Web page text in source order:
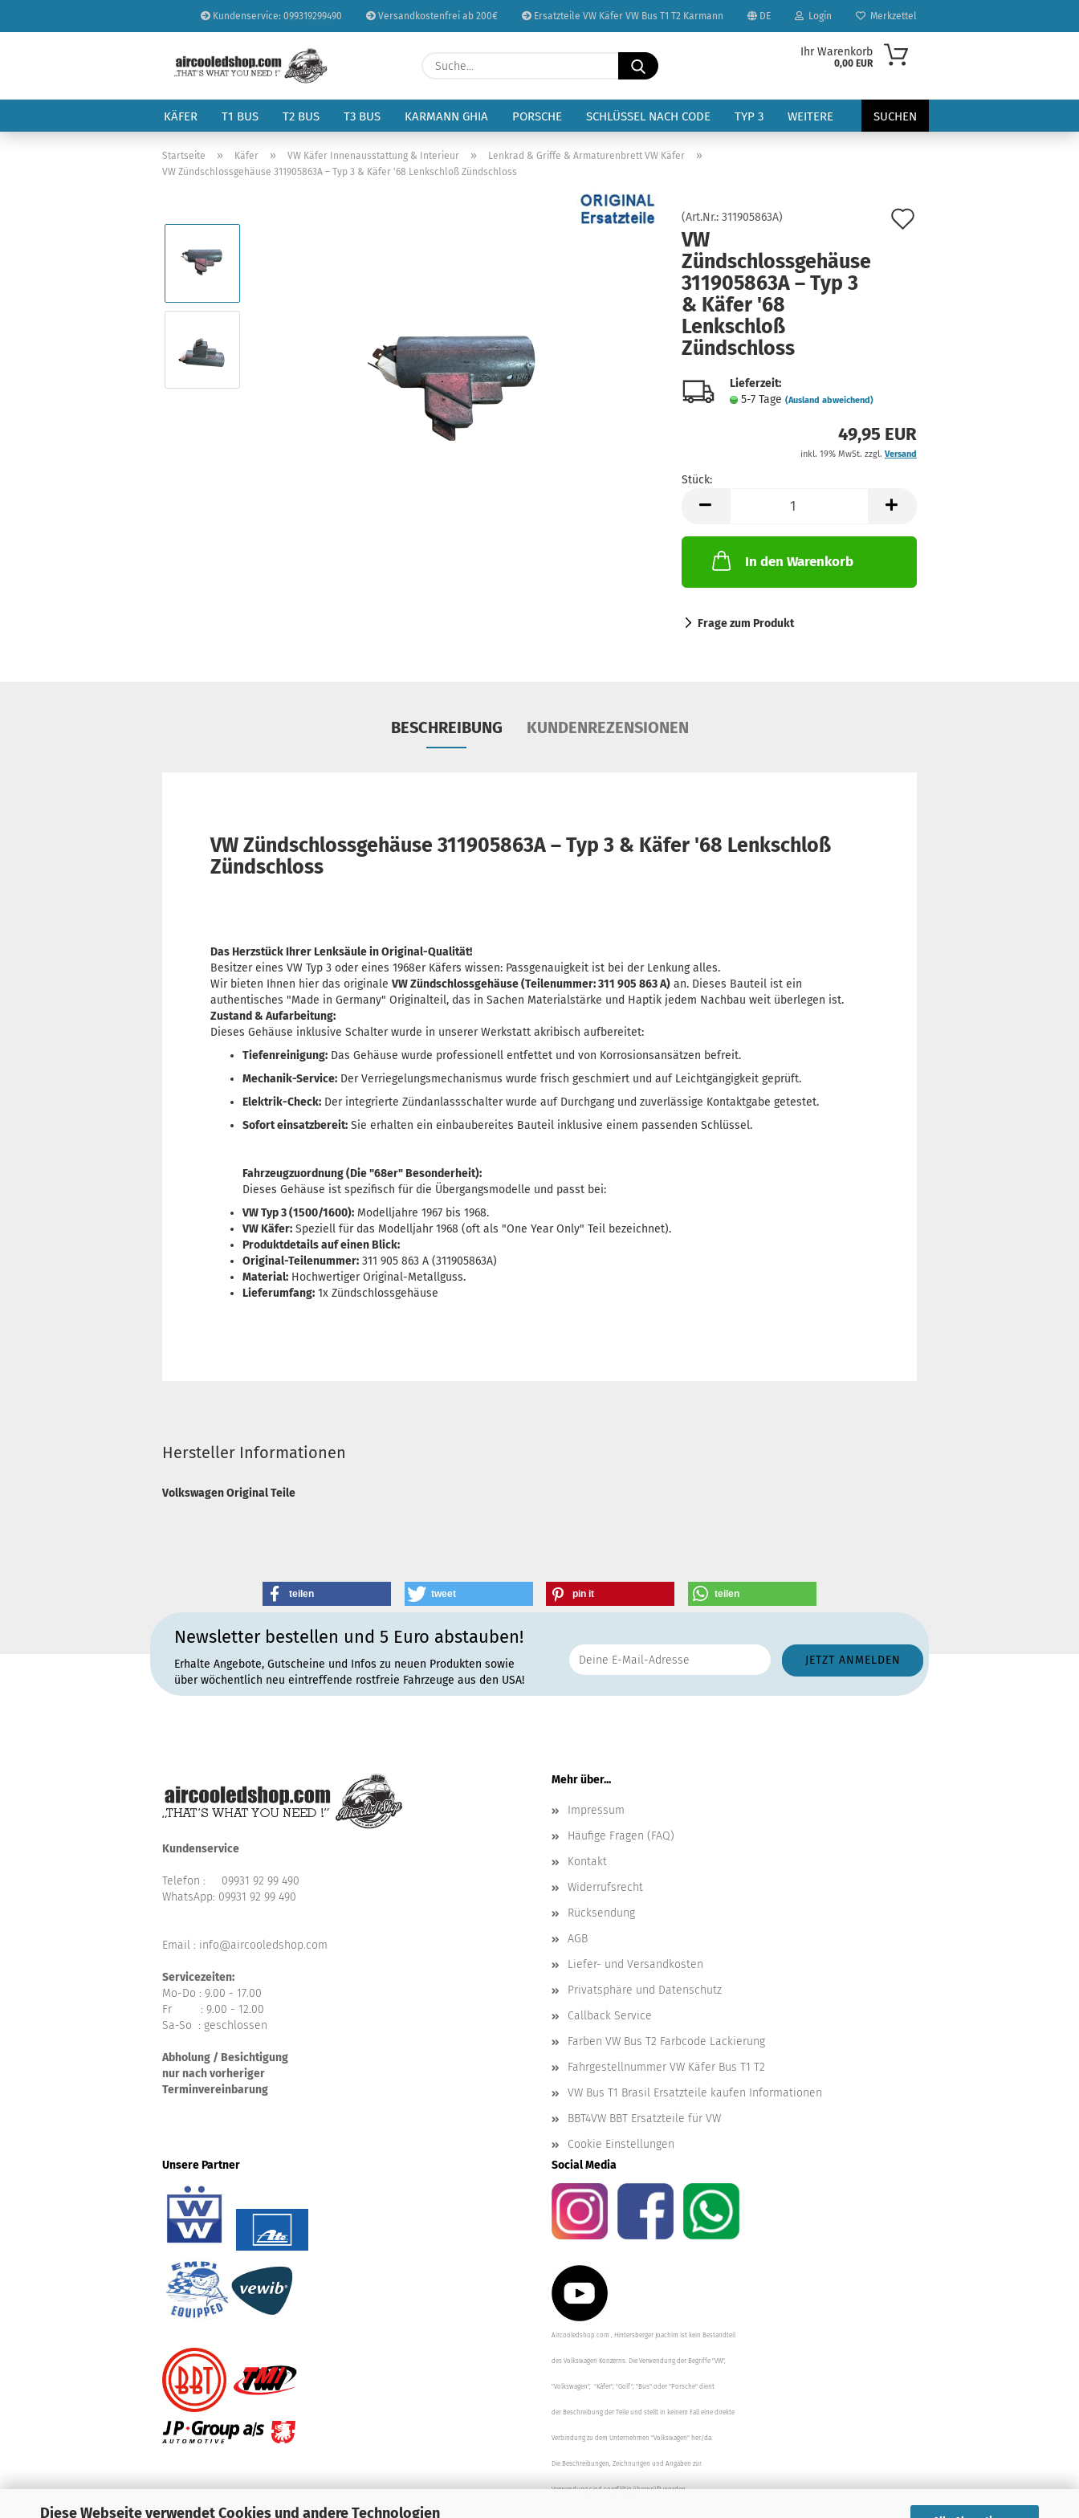
Diese Webseite verwendet Cookies und andere Technologien
Kundenservice: 099319299490 Versandkostenfrei ab 200€ Ersatzteile VW Käfer VW Bus T1 T2 Karmann DE
Sprache auswählen
Lieferland
Login
Passwort
Konto erstellen
Passwort vergessen?
Merkzettel
Suche...
Ihr Warenkorb
0,00 EUR
KÄFER T1 BUS T2 BUS T3 BUS KARMANN GHIA PORSCHE SCHLÜSSEL NACH CODE TYP 3 SUCHEN
WEITERE
Startseite » Käfer » VW Käfer Innenausstattung & Interieur » Lenkrad & Griffe & Armaturenbrett VW Käfer »
VW Zündschlossgehäuse 311905863A – Typ 3 & Käfer '68 Lenkschloß Zündschloss
(Art.Nr.: 311905863A)
VW
Zündschlossgehäuse
311905863A – Typ 3
& Käfer '68
Lenkschloß
Zündschloss
Lieferzeit:
5-7 Tage (Ausland abweichend)
49,95 EUR
inkl. 19% MwSt. zzgl. Versand
Stück:
Stück
In den Warenkorb
Frage zum Produkt
BESCHREIBUNG KUNDENREZENSIONEN
VW Zündschlossgehäuse 311905863A – Typ 3 & Käfer '68 Lenkschloß
Zündschloss
Das Herzstück Ihrer Lenksäule in Original-Qualität!
Besitzer eines VW Typ 3 oder eines 1968er Käfers wissen: Passgenauigkeit ist bei der Lenkung alles.
Wir bieten Ihnen hier das originale VW Zündschlossgehäuse (Teilenummer: 311 905 863 A) an. Dieses Bauteil ist ein
authentisches "Made in Germany" Originalteil, das in Sachen Materialstärke und Haptik jedem Nachbau weit überlegen ist.
Zustand & Aufarbeitung:
Dieses Gehäuse inklusive Schalter wurde in unserer Werkstatt akribisch aufbereitet:
Tiefenreinigung: Das Gehäuse wurde professionell entfettet und von Korrosionsansätzen befreit.
Mechanik-Service: Der Verriegelungsmechanismus wurde frisch geschmiert und auf Leichtgängigkeit geprüft.
Elektrik-Check: Der integrierte Zündanlassschalter wurde auf Durchgang und zuverlässige Kontaktgabe getestet.
Sofort einsatzbereit: Sie erhalten ein einbaubereites Bauteil inklusive einem passenden Schlüssel.
Fahrzeugzuordnung (Die "68er" Besonderheit):
Dieses Gehäuse ist spezifisch für die Übergangsmodelle und passt bei:
VW Typ 3 (1500/1600): Modelljahre 1967 bis 1968.
VW Käfer: Speziell für das Modelljahr 1968 (oft als "One Year Only" Teil bezeichnet).
Produktdetails auf einen Blick:
Original-Teilenummer: 311 905 863 A (311905863A)
Material: Hochwertiger Original-Metallguss.
Lieferumfang: 1x Zündschlossgehäuse
Hersteller Informationen
Volkswagen Original Teile
teilen tweet pin it teilen
Newsletter bestellen und 5 Euro abstauben!
Erhalte Angebote, Gutscheine und Infos zu neuen Produkten sowie
über wöchentlich neu eintreffende rostfreie Fahrzeuge aus den USA!
Kundenservice
Telefon : 09931 92 99 490
WhatsApp: 09931 92 99 490
Email : info@aircooledshop.com
Servicezeiten:
Mo-Do : 9.00 - 17.00
Fr : 9.00 - 12.00
Sa-So : geschlossen
Abholung / Besichtigung
nur nach vorheriger
Terminvereinbarung
Mehr über...
Impressum
Häufige Fragen (FAQ)
Kontakt
Widerrufsrecht
Rücksendung
AGB
Liefer- und Versandkosten
Privatsphäre und Datenschutz
Callback Service
Farben VW Bus T2 Farbcode Lackierung
Fahrgestellnummer VW Käfer Bus T1 T2
VW Bus T1 Brasil Ersatzteile kaufen Informationen
BBT4VW BBT Ersatzteile für VW
Cookie Einstellungen
Unsere Partner
Social Media
Aircooledshop.com , Hintersberger Joachim ist kein Bestandteil
des Volkswagen Konzerns. Die Verwendung der Begriffe "VW",
"Volkswagen", "Käfer", "Golf", "Bus" oder "Porsche" dient
der Beschreibung der Teile und stellt in keinem Fall eine direkte
Verbindung zu dem Unternehmen "Volkswagen" her/da.
Die Beschreibungen, Zeichnungen und Angaben zur
Verwendung sind sorgfältig überprüft worden.